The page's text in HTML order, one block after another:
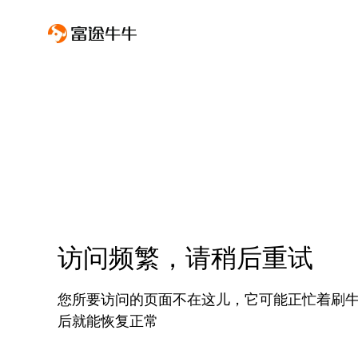
访问频繁，请稍后重试
您所要访问的页面不在这儿，它可能正忙着刷
后就能恢复正常